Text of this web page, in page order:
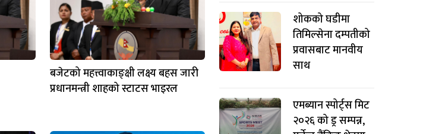
बजेटको महत्त्वाकाङ्क्षी लक्ष्य बहस जारी
प्रधानमन्त्री शाहको स्टाटस भाइरल
शोकको घडीमा
तिमिल्सेना दम्पतीको
प्रवासबाट मानवीय
साथ
एमब्यान स्पोर्ट्स मिट
२०२६ को ड्र सम्पन्न,